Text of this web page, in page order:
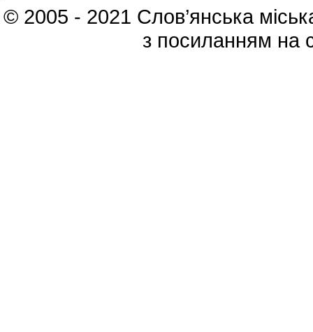
© 2005 - 2021 Слов’янська
з посиланням на